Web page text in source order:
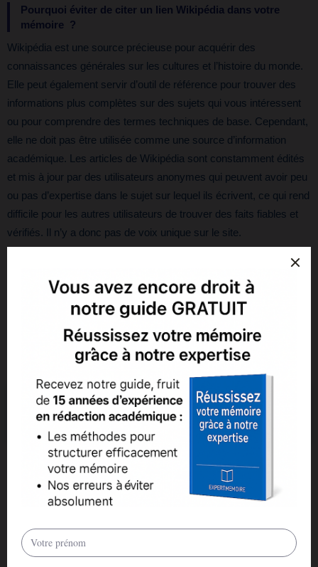
Pourquoi éviter de citer un lien Wikipédia dans votre
mémoire ?
Wikipédia est une source précieuse pour acquérir des
connaissances générales sur les cultures et l’histoire du monde.
Elle peut également servir d’outil de référence pour trouver des
informations plus complètes sur des sujets qui vous intéressent
ou pour comprendre des termes techniques de base. Cependant,
elle ne doit pas être utilisée comme une source d’information
académique. Les articles de Wikipédia sont constamment édités
et mis à jour par des utilisateurs anonymes qui peuvent avoir peu
ou pas d’expertise dans le sujet sur lequel ils écrivent, ce qui rend
difficile pour les autres utilisateurs de trouver des faits fiables et
vérifiés. Il n’y a donc pas de voix unique sur le site.
Wikipédia dans le cadre d’une mémoire universitaire en raison de
l’absence de normes, de procédures de contrôle de la qualité et
désinformation.
Si vous êtes sûrs de vouloir citer un lien
Wikipédia dans votre mémoire, vous devez
procéder comme suit
Suivez les références fournies par
Wikipédia, cela vous aidera à vérifier les
informations données.
Regardez s’il existe une évaluation des
informations fournies. Si c’est le cas, cela